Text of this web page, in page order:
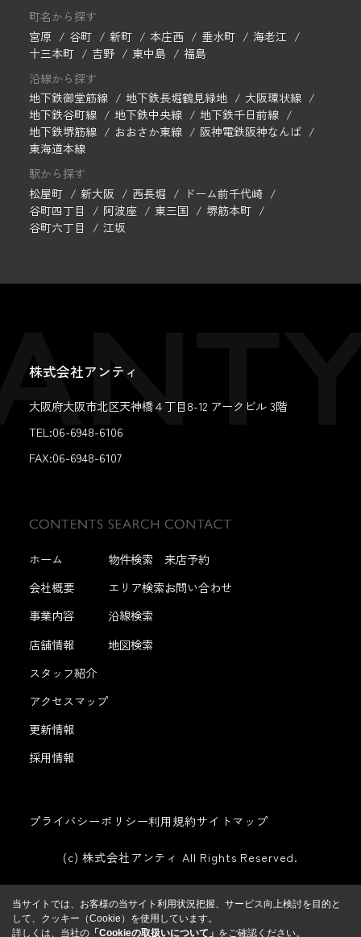
町名から探す
宮原
谷町 新町 本庄西 垂水町
海老江
十三本町
吉野 東中島
福島
沿線から探す
地下鉄御堂筋線
地下鉄長堀鶴見緑地
大阪環状線
地下鉄谷町線
地下鉄中央線
地下鉄千日前線
地下鉄堺筋線
おおさか東線
阪神電鉄阪神なんば
東海道本線
駅から探す
松屋町
新大阪 西長堀
ドーム前千代崎
谷町四丁目
阿波座 東三国
堺筋本町
谷町六丁目
江坂
株式会社アンティ
大阪府大阪市北区天神橋４丁目8-12 アークビル 3階
TEL:06-6948-6106
FAX:06-6948-6107
ホーム
会社概要
事業内容
店舗情報
スタッフ紹介
アクセスマップ
更新情報
採用情報
物件検索
エリア検索
沿線検索
地図検索
来店予約
お問い合わせ
プライバシーポリシー利用規約サイトマップ
(c) 株式会社アンティ All Rights Reserved.
当サイトでは、お客様の当サイト利用状況把握、サービス向上検討を目的と
して、クッキー（Cookie）を使用しています。
詳しくは、当社の 「Cookieの取扱いについて」 をご確認ください。